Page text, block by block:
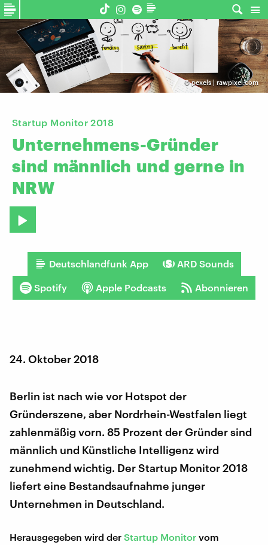
©pexels | rawpixel.com
Startup Monitor 2018
Unternehmens-Gründer
sind männlich und gerne in
NRW
Deutschlandfunk App ARD Sounds
Spotify Apple Podcasts Abonnieren
24. Oktober 2018
Berlin ist nach wie vor Hotspot der
Gründerszene, aber Nordrhein-Westfalen liegt
zahlenmäßig vorn. 85 Prozent der Gründer sind
männlich und Künstliche Intelligenz wird
zunehmend wichtig. Der Startup Monitor 2018
liefert eine Bestandsaufnahme junger
Unternehmen in Deutschland.
Herausgegeben wird der Startup Monitor vom